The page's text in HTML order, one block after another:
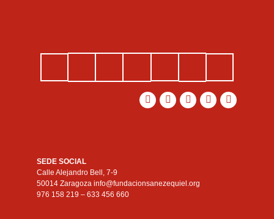
SEDE SOCIAL
Calle Alejandro Bell, 7-9
50014 Zaragoza info@fundacionsanezequiel.org
976 158 219 – 633 456 660